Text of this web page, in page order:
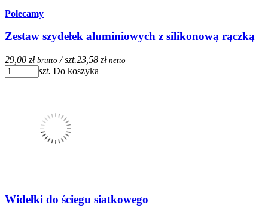
Polecamy
Zestaw szydełek aluminiowych z silikonową rączką
29,00 zł brutto / szt.23,58 zł netto
szt. Do koszyka
Widełki do ściegu siatkowego